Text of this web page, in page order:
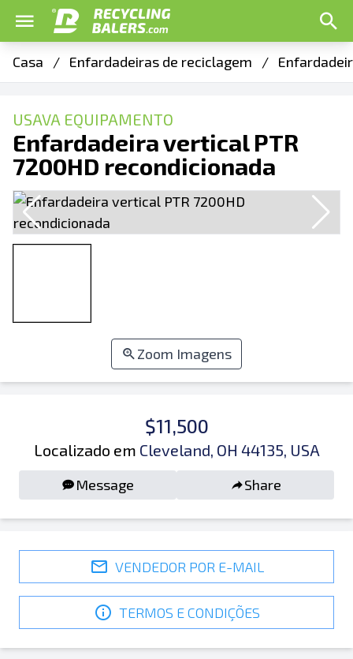
Casa / Enfardadeiras de reciclagem /
USAVA EQUIPAMENTO
Enfardadeira vertical PTR
7200HD recondicionada
Zoom Imagens
$11,500
Localizado em Cleveland, OH 44135, USA
Message Share
VENDEDOR POR E-MAIL
TERMOS E CONDIÇÕES